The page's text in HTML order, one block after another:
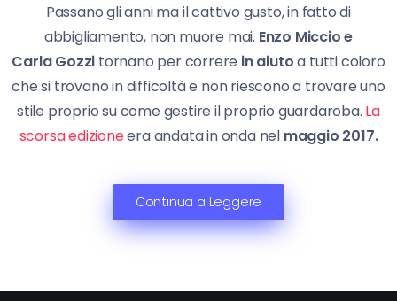
Passano gli anni ma il cattivo gusto, in fatto di
abbigliamento, non muore mai. Enzo Miccio e
CarlaGozzi tornano per correre in aiutoa tutti coloro
che si trovano in difficoltà e non riescono a trovare uno
stile proprio su come gestire il proprio guardaroba. La
scorsa edizioneera andata in onda nel maggio 2017.
Continua a Leggere